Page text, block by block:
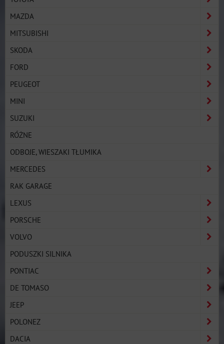
MAZDA
MITSUBISHI
SKODA
FORD
PEUGEOT
MINI
SUZUKI
RÓŻNE
ODBOJE, WIESZAKI TŁUMIKA
MERCEDES
RAK GARAGE
LEXUS
PORSCHE
VOLVO
PODUSZKI SILNIKA
PONTIAC
DE TOMASO
JEEP
POLONEZ
DACIA